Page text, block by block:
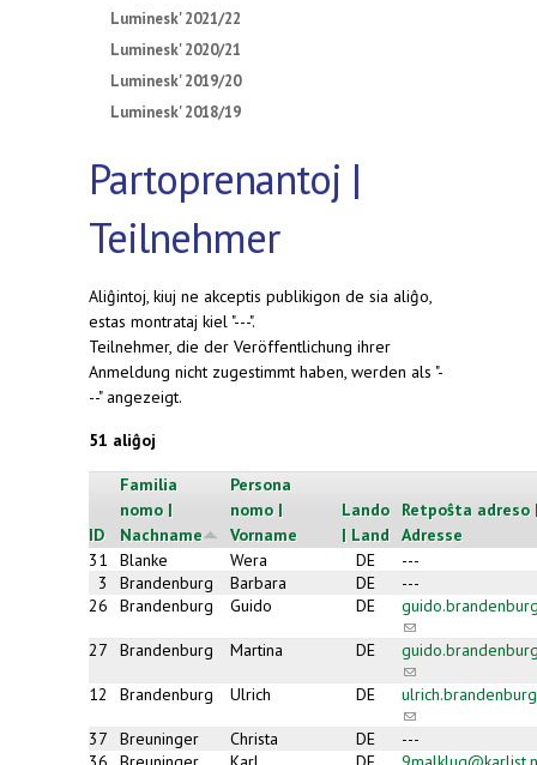
Luminesk' 2021/22
Luminesk' 2020/21
Luminesk' 2019/20
Luminesk' 2018/19
Partoprenantoj |
Teilnehmer
Aliĝintoj, kiuj ne akceptis publikigon de sia aliĝo,
estas montrataj kiel "---".
Teilnehmer, die der Veröffentlichung ihrer
Anmeldung nicht zugestimmt haben, werden als "-
--" angezeigt.
51 aliĝoj
ID
Familia
nomo |
Nachname
Persona
nomo |
Vorname
Lando
| Land
Retpoŝta adreso
Adresse
31
Blanke Wera DE
---
3
Brandenburg Barbara DE
---
26
Brandenburg Guido DE
(link
sends
e-
mail)
27 Brandenburg Martina DE
(link
sends
e-
mail)
12 Brandenburg Ulrich DE
(link
sends
e-
37 Breuninger Christa DE
---